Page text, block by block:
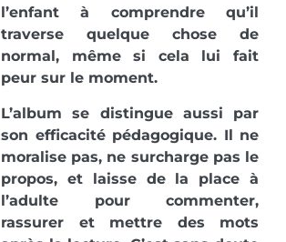
l’enfant à comprendre qu’il
traverse quelque chose de
normal, même si cela lui fait
peur sur le moment.
L’album se distingue aussi par
son efficacité pédagogique. Il ne
moralise pas, ne surcharge pas le
propos, et laisse de la place à
l’adulte pour commenter,
rassurer et mettre des mots